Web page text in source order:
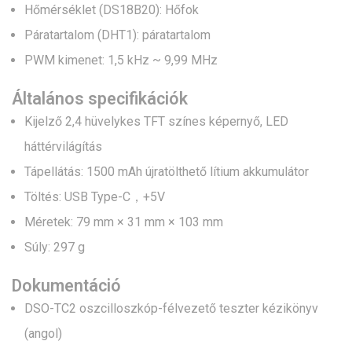
Hőmérséklet (DS18B20): Hőfok
Páratartalom (DHT1): páratartalom
PWM kimenet: 1,5 kHz ~ 9,99 MHz
Általános specifikációk
Kijelző 2,4 hüvelykes TFT színes képernyő, LED
háttérvilágítás
Tápellátás: 1500 mAh újratölthető lítium akkumulátor
Töltés: USB Type-C，+5V
Méretek: 79 mm × 31 mm × 103 mm
Súly: 297 g
Dokumentáció
DSO-TC2 oszcilloszkóp-félvezető teszter kézikönyv
(angol)